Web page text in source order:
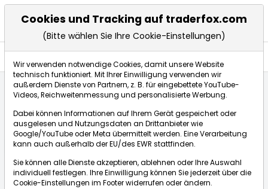
Börse:
Cookies und Tracking auf traderfox.com
(Bitte wählen Sie Ihre Cookie-Einstellungen)
Wir verwenden notwendige Cookies, damit unsere Website
technisch funktioniert. Mit Ihrer Einwilligung verwenden wir
außerdem Dienste von Partnern, z. B. für eingebettete YouTube-
Videos, Reichweitenmessung und personalisierte Werbung.
Dabei können Informationen auf Ihrem Gerät gespeichert oder
ausgelesen und Nutzungsdaten an Drittanbieter wie
Google/YouTube oder Meta übermittelt werden. Eine Verarbeitung
kann auch außerhalb der EU/des EWR stattfinden.
Sie können alle Dienste akzeptieren, ablehnen oder Ihre Auswahl
individuell festlegen. Ihre Einwilligung können Sie jederzeit über die
Cookie-Einstellungen im Footer widerrufen oder ändern.